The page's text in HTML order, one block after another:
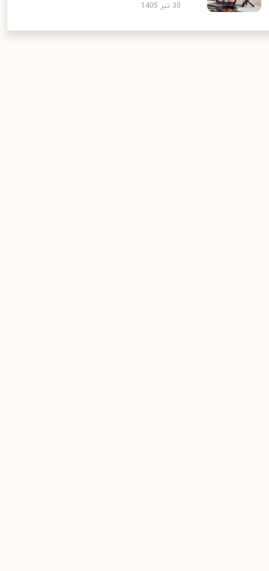
30 تیر 1405